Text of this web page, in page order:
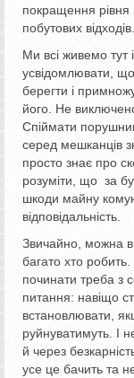
покращення рівня
побутових відходів.
Ми всі живемо тут
усвідомлювати,
берегти і
його. Не
Спіймати
серед мешканців
просто знає про
розуміти, що за
шкоди майну
відповідальність.
Звичайно, можна в
багато хто
починати треба з
питання: навіщо
встановлювати,
руйнуватимуть. І
й через
усе це бачить та